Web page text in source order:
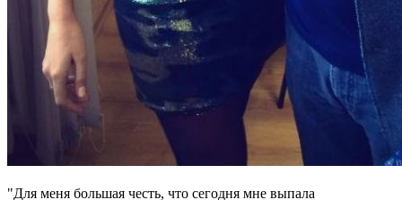
"Для меня большая честь, что сегодня мне выпала